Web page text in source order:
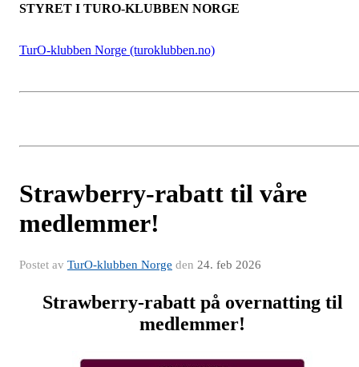
STYRET I TURO-KLUBBEN NORGE
TurO-klubben Norge (turoklubben.no)
Strawberry-rabatt til våre
medlemmer!
Postet av TurO-klubben Norge den 24. feb 2026
Strawberry-rabatt på overnatting til
medlemmer!